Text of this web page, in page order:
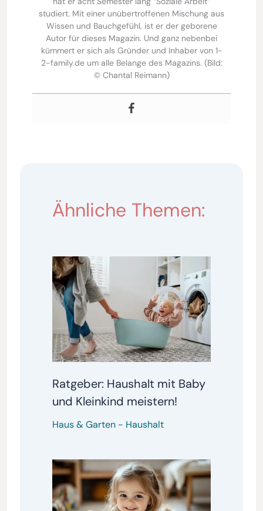
studiert. Mit einer unübertroffenen Mischung aus
Wissen und Bauchgefühl, ist er der geborene
Autor für dieses Magazin. Und ganz nebenbei
kümmert er sich als Gründer und Inhaber von 1-
2-family.de um alle Belange des Magazins. (Bild:
© Chantal Reimann)
Ähnliche Themen:
Ratgeber: Haushalt mit Baby
und Kleinkind meistern!
Haus & Garten- Haushalt